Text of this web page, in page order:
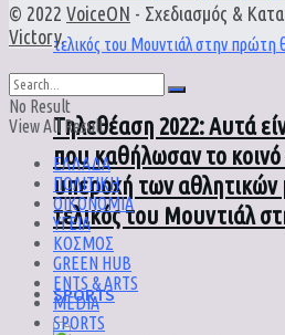
Τηλεθέαση 2022: Αυτά
που καθήλωσαν το κοινό
υπεροχή των αθλητικών
τελικός του Μουντιάλ
SPORTS
© 2022 VoiceON - Σχεδιασμός &
Victory.
No Result
View All Result
ΕΛΛΑΔΑ
ΠΟΛΙΤΙΚΗ
ΟΙΚΟΝΟΜΙΑ
ΥΓΕΙΑ
ΚΟΣΜΟΣ
GREEN HUB
ENTS & ARTS
MEDIA
SPORTS